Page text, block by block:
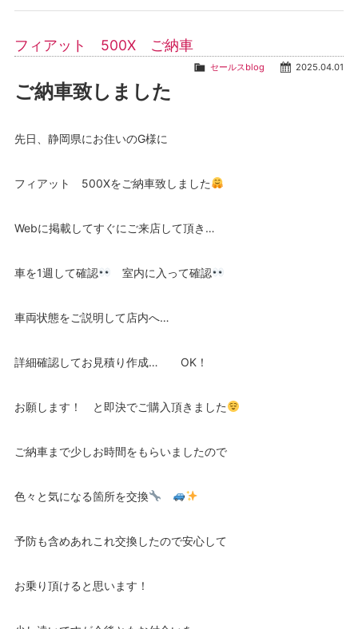
フィアット 500X ご納車
2025.04.01
セールスblog
ご納車致しました
先日、静岡県にお住いのG様に
フィアット 500Xをご納車致しました
Webに掲載してすぐにご来店して頂き…
車を1週して確認 室内に入って確認
車両状態をご説明して店内へ…
詳細確認してお見積り作成… OK！
お願します！ と即決でご購入頂きました
ご納車まで少しお時間をもらいましたので
色々と気になる箇所を交換
予防も含めあれこれ交換したので安心して
お乗り頂けると思います！